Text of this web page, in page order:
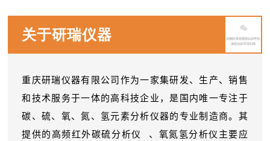
关于研瑞仪器
重庆研瑞仪器有限公司作为一家集研发、生产、销售
和技术服务于一体的高科技企业，是国内唯一专注于
碳、硫、氧、氮、氢元素分析仪器的专业制造商。其
提供的高频红外碳硫分析仪
、氧氮氢分析仪主要应